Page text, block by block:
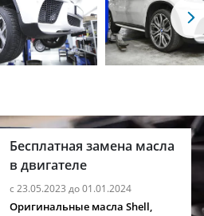
Бесплатная замена масла
в двигателе
с 23.05.2023 до 01.01.2024
Оригинальные масла Shell,